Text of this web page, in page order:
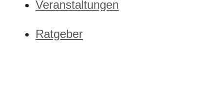
Veranstaltungen
Ratgeber